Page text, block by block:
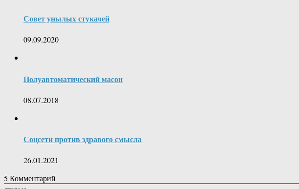
Совет унылых стукачей
09.09.2020
Полуавтоматический масон
08.07.2018
Соцсети против здравого смысла
26.01.2021
5 Комментарий